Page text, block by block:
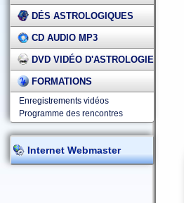
DÉS ASTROLOGIQUES
CD AUDIO MP3
DVD VIDÉO D'ASTROLOGIE
FORMATIONS
Enregistrements vidéos
Programme des rencontres
Internet Webmaster